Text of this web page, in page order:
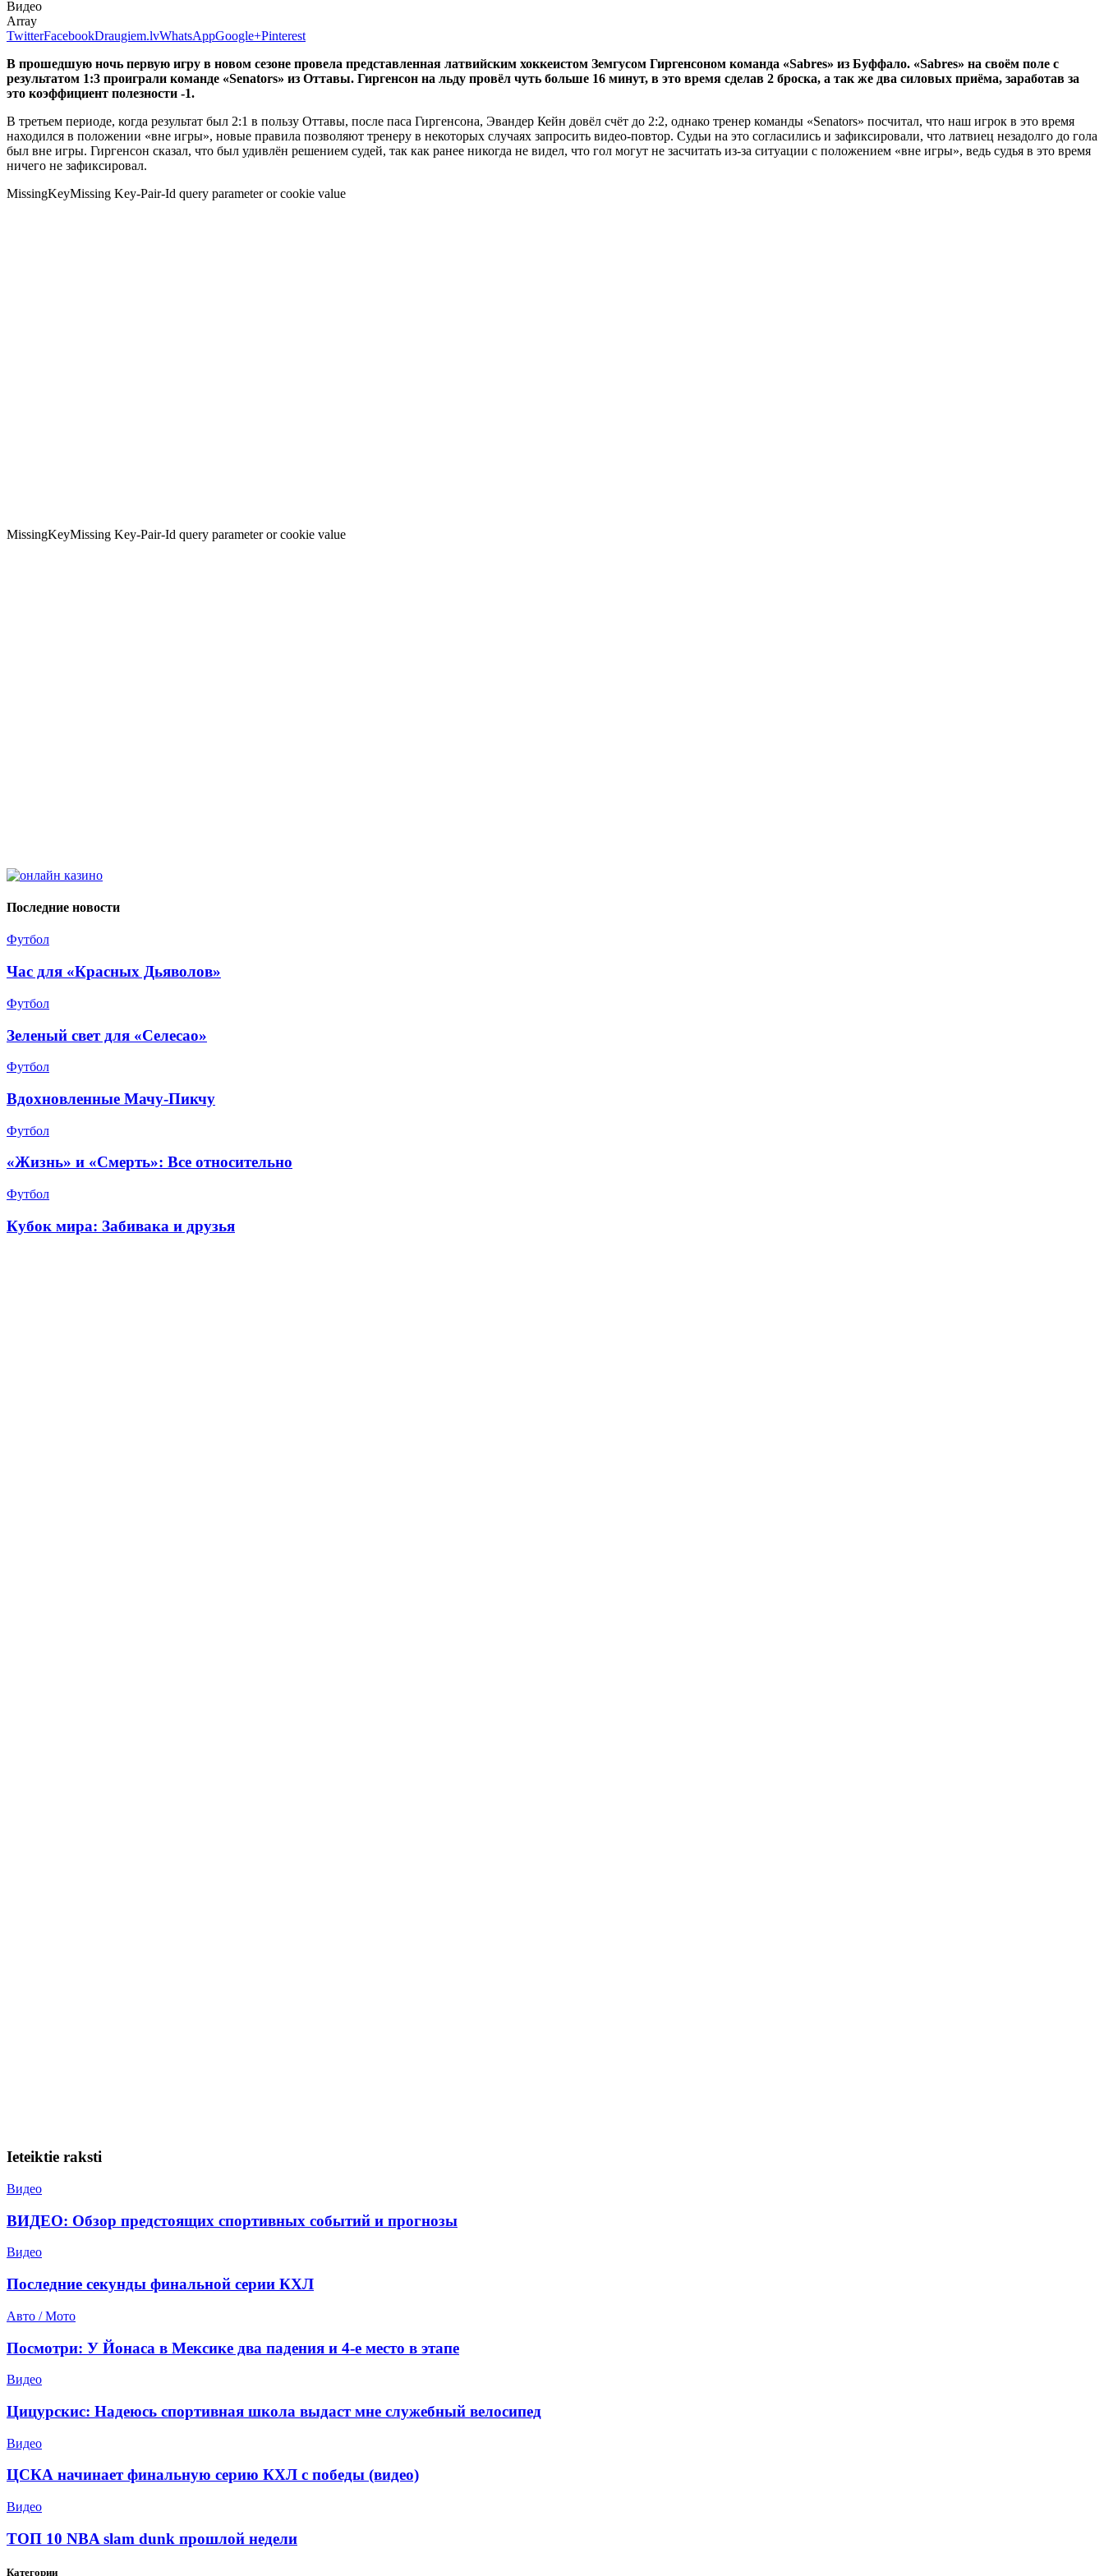
Видео
Array
TwitterFacebookDraugiem.lvWhatsAppGoogle+Pinterest
В прошедшую ночь первую игру в новом сезоне провела представленная латвийским хоккеистом Земгусом Гиргенсоном команда «Sabres» из Буффало. «Sabres» на своём поле с
результатом 1:3 проиграли команде «Senators» из Оттавы. Гиргенсон на льду провёл чуть больше 16 минут, в это время сделав 2 броска, а так же два силовых приёма, заработав за
это коэффициент полезности -1.
В третьем периоде, когда результат был 2:1 в пользу Оттавы, после паса Гиргенсона, Эвандер Кейн довёл счёт до 2:2, однако тренер команды «Senators» посчитал, что наш игрок в это время
находился в положении «вне игры», новые правила позволяют тренеру в некоторых случаях запросить видео-повтор. Судьи на это согласились и зафиксировали, что латвиец незадолго до гола
был вне игры. Гиргенсон сказал, что был удивлён решением судей, так как ранее никогда не видел, что гол могут не засчитать из-за ситуации с положением «вне игры», ведь судья в это время
ничего не зафиксировал.
Последние новости
Футбол
Час для «Красных Дьяволов»
Футбол
Зеленый свет для «Селесао»
Футбол
Вдохновленные Мачу-Пикчу
Футбол
«Жизнь» и «Смерть»: Все относительно
Футбол
Кубок мира: Забивака и друзья
Ieteiktie raksti
Видео
ВИДЕО: Обзор предстоящих спортивных событий и прогнозы
Видео
Последние секунды финальной серии КХЛ
Авто / Мото
Посмотри: У Йонаса в Мексике два падения и 4-е место в этапе
Видео
Цицурскис: Надеюсь спортивная школа выдаст мне служебный велосипед
Видео
ЦСКА начинает финальную серию КХЛ с победы (видео)
Видео
ТОП 10 NBA slam dunk прошлой недели
Категории